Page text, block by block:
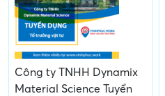
Công ty TNHH Dynamix
Material Science Tuyển